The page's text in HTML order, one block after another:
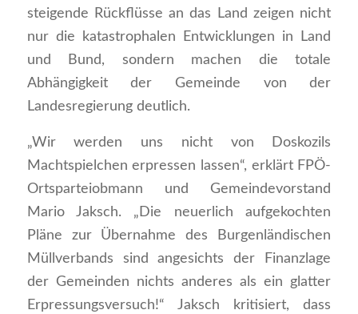
steigende Rückflüsse an das Land zeigen nicht
nur die katastrophalen Entwicklungen in Land
und Bund, sondern machen die totale
Abhängigkeit der Gemeinde von der
Landesregierung deutlich.
„Wir werden uns nicht von Doskozils
Machtspielchen erpressen lassen“, erklärt FPÖ-
Ortsparteiobmann und Gemeindevorstand
Mario Jaksch. „Die neuerlich aufgekochten
Pläne zur Übernahme des Burgenländischen
Müllverbands sind angesichts der Finanzlage
der Gemeinden nichts anderes als ein glatter
Erpressungsversuch!“ Jaksch kritisiert, dass